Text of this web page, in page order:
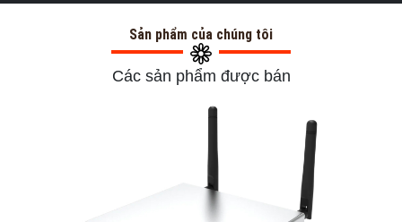
Sản phẩm của chúng tôi
Các sản phẩm được bán